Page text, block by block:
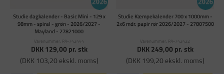
Studie dagkalender - Basic Mini - 129 x
98mm - spiral - grøn - 2026/2027 -
Mayland - 27821000
Varenummer: PA-742444
DKK 129,00pr. stk
(DKK 103,20 ekskl. moms)
Studie Kæmpekalender 700 x 1000mm -
2x6 mdr. papir rør 2026/2027 - 27807500
Varenummer: PA-742422
DKK 249,00pr. stk
(DKK 199,20 ekskl. moms)